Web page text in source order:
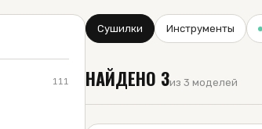
111
Сушилки Инструменты
НАЙДЕНО 3из 3 моделей